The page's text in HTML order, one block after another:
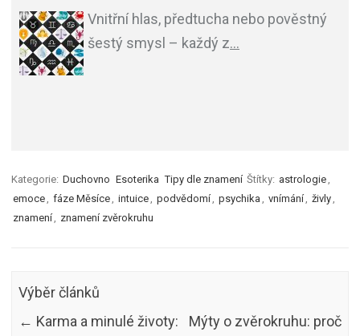
Vnitřní hlas, předtucha nebo pověstný
šestý smysl – každý z…
Kategorie: Duchovno Esoterika Tipy dle znamení Štítky: astrologie
emoce
fáze Měsíce intuice podvědomí psychika vnímání živly
znamení
znamení zvěrokruhu
Výběr článků
← Karma a minulé životy:
Mýty o zvěrokruhu: proč